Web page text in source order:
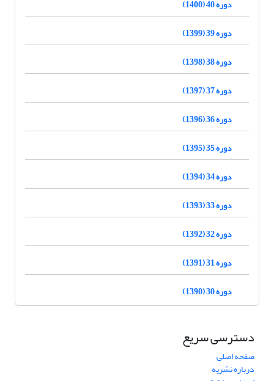
دوره 40 (1400)
دوره 39 (1399)
دوره 38 (1398)
دوره 37 (1397)
دوره 36 (1396)
دوره 35 (1395)
دوره 34 (1394)
دوره 33 (1393)
دوره 32 (1392)
دوره 31 (1391)
دوره 30 (1390)
دسترسی سریع
صفحه اصلی
درباره نشریه